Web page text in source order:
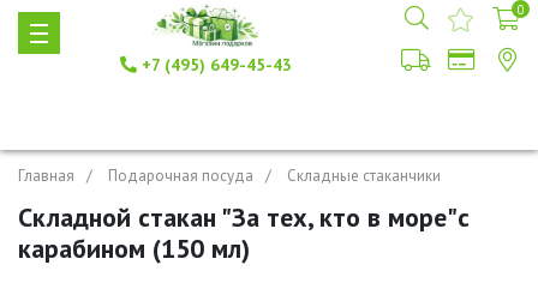
+7 (495) 649-45-43
0
Главная Подарочная посуда Складные стаканчики
Складной стакан "За тех, кто в море"с
карабином (150 мл)